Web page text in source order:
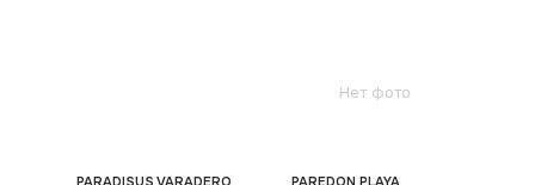
PARADISUS VARADERO
Нет фото
PAREDON PLAYA